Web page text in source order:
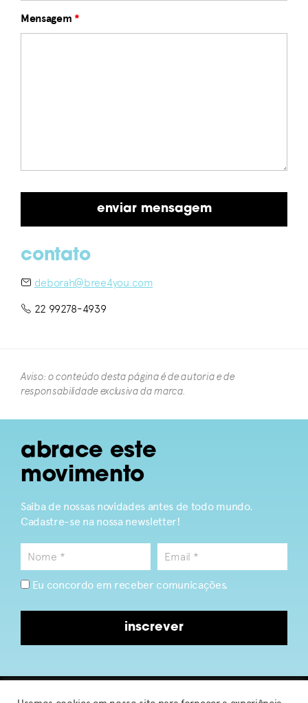
Mensagem *
contato
deborah@bree4you.com
22 99278-4939
Aviso: o conteúdo desta página é de autoria e de
responsabilidade exclusiva da marca.​
abrace este
movimento
Saiba de nossas novidades antes de todo mundo.
Cadastre-se na nossa newsletter!
Eu concordo em receber comunicações.
inscrever